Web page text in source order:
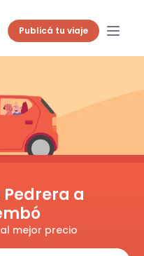
Publicá tu viaje
Pedrera a
mejor precio